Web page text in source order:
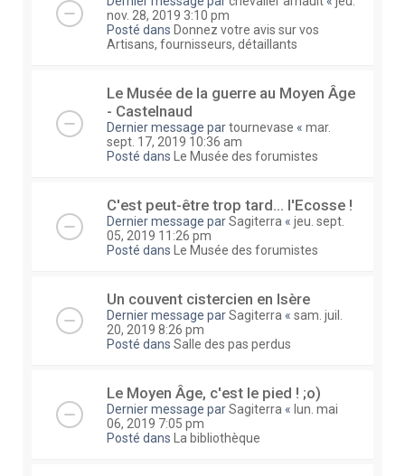
nov. 28, 2019 3:10 pm
Posté dans Donnez votre avis sur vos
Artisans, fournisseurs, détaillants
Le Musée de la guerre au Moyen Âge
- Castelnaud
Dernier message partournevase « mar.
sept. 17, 2019 10:36 am
Posté dans
Le Musée des forumistes
C'est peut-être trop tard... l'Ecosse !
Dernier message parSagiterra « jeu. sept.
05, 2019 11:26 pm
Posté dans
Le Musée des forumistes
Un couvent cistercien en Isère
Dernier message parSagiterra « sam. juil.
20, 2019 8:26 pm
Posté dans Salle des pas perdus
Le Moyen Âge, c'est le pied ! ;o)
Dernier message parSagiterra « lun. mai
06, 2019 7:05 pm
Posté dans
La bibliothèque